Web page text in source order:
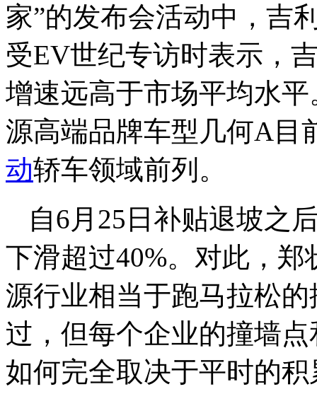
家”的发布会活动中，吉
受EV世纪专访时表示，
增速远高于市场平均水
源高端品牌车型几何A目
动轿车领域前列。
自6月25日补贴退坡之
下滑超过40%。对此，
源行业相当于跑马拉松
过，但每个企业的撞墙
如何完全取决于平时的